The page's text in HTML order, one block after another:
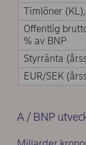
Timlöner
Offentlig
% av BNP
Styrränta
EUR/SEK
A / BNP